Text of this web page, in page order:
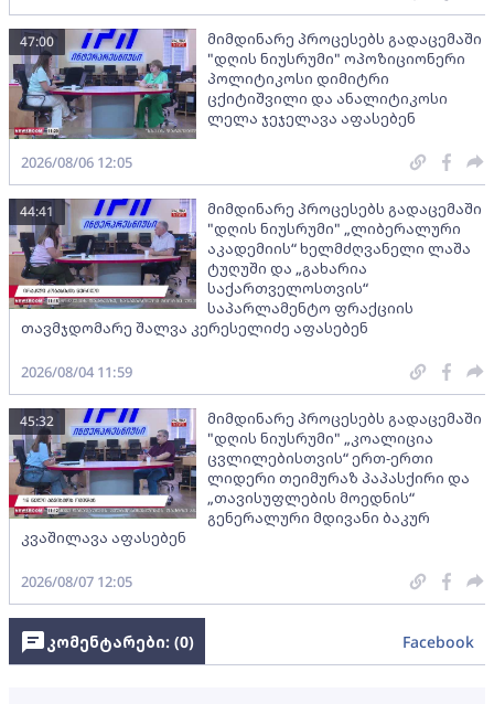
მიმდინარე პროცესებს გადაცემაში
"დღის ნიუსრუმი" ოპოზიციონერი
პოლიტიკოსი დიმიტრი
ცქიტიშვილი და ანალიტიკოსი
ლელა ჯეჯელავა აფასებენ
47:00
2026/08/06 12:05
მიმდინარე პროცესებს გადაცემაში
"დღის ნიუსრუმი" „ლიბერალური
აკადემიის“ ხელმძღვანელი ლაშა
ტუღუში და „გახარია
საქართველოსთვის“
საპარლამენტო ფრაქციის
თავმჯდომარე შალვა კერესელიძე აფასებენ
44:41
2026/08/04 11:59
მიმდინარე პროცესებს გადაცემაში
"დღის ნიუსრუმი" „კოალიცია
ცვლილებისთვის“ ერთ-ერთი
ლიდერი თეიმურაზ პაპასქირი და
„თავისუფლების მოედნის“
გენერალური მდივანი ბაკურ
კვაშილავა აფასებენ
45:32
2026/08/07 12:05
კომენტარები: (0) Facebook